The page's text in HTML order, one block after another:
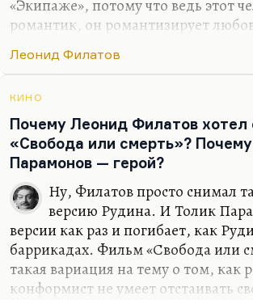
«Экипаже», потому что ведь этот
романтик, он романтизирует
принадлежать никому. Но в конце
он и не был бы захомутан, если бы
романтиком. Романтичный
ни странно, тема фильма «Грачи».
любит брата? Он из любви к нему и
собственно говоря, убийцей.
Леонид Филатов
КИНО
Почему Леонид Филатов хотел
«Свобода или смерть»?
Парамонов — герой?
Ну, Филатов просто снимал
версию Рудина. И Толик
версии как раз и погибает, как
баррикадах. Фильм «Свобода или
такая вариация на тему о том, как
конформист не умеет отстаивать